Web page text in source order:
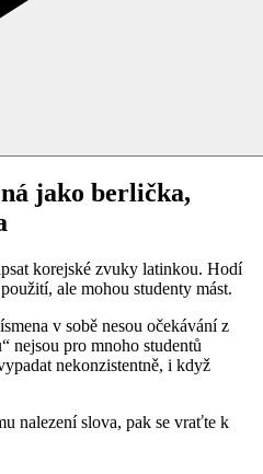
jako berlička,
korejské zvuky latinkou. Hodí
ale mohou studenty mást.
v sobě nesou očekávání z
nejsou pro mnoho studentů
nekonzistentně, i když
nalezení slova, pak se vraťte k